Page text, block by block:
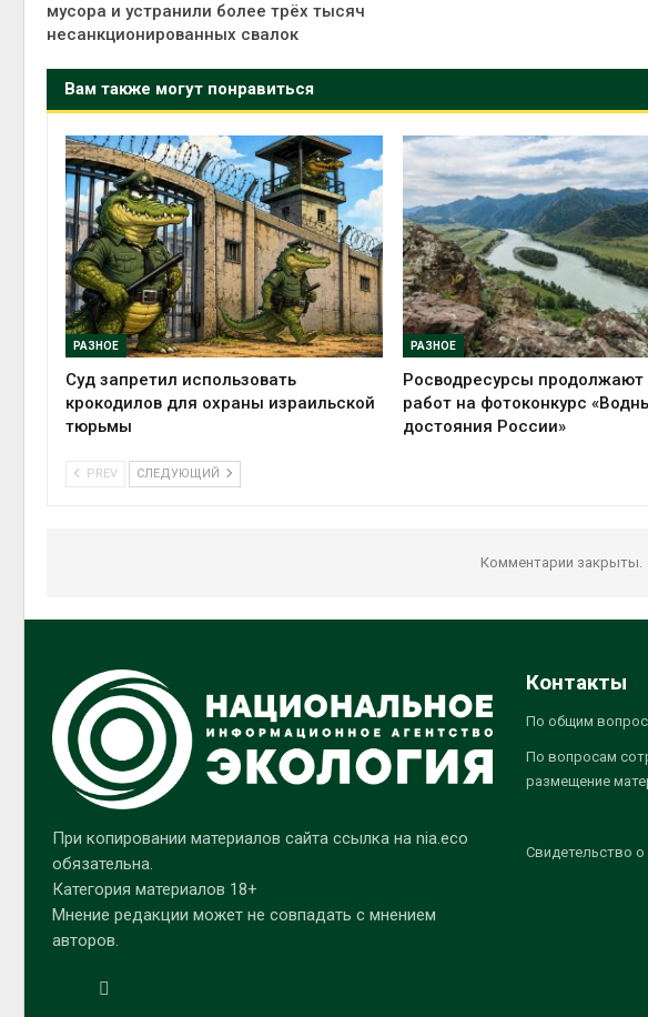
мусора и устранили более трёх тысяч
несанкционированных свалок
Вам также могут понравиться
РАЗНОЕ
Суд запретил использовать
крокодилов для охраны израильской
тюрьмы
РАЗНОЕ
Росводресурсы продолжают
работ на фотоконкурс
достояния России»
PREV СЛЕДУЮЩИЙ
Комментарии закрыты.
При копировании материалов сайта ссылка на nia.eco
обязательна.
Категория материалов 18+
Мнение редакции может не совпадать с мнением
авторов.
Контакты
По общим
По вопросам
размещение
Свидетельство